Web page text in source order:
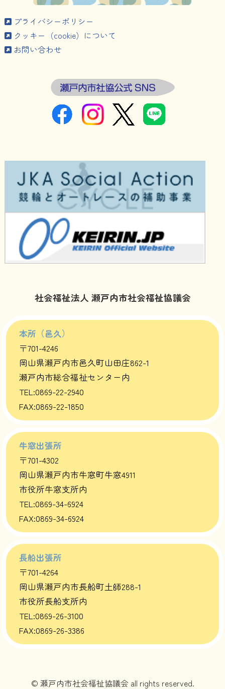
プライバシーポリシー
クッキー（cookie）について
お問い合わせ
社会福祉法人 瀬戸内市社会福祉協議会
本所（邑久）
〒701-4246
岡山県瀬戸内市邑久町山田庄862-1
瀬戸内市総合福祉センター内
TEL:0869-22-2940
FAX:0869-22-1850
牛窓出張所
〒701-4302
岡山県瀬戸内市牛窓町牛窓4911
市役所牛窓支所内
TEL:0869-34-6924
FAX:0869-34-6924
長船出張所
〒701-4264
岡山県瀬戸内市長船町土師288-1
市役所長船支所内
TEL:0869-26-3100
FAX:0869-26-3386
© 瀬戸内市社会福祉協議会 all rights reserved.